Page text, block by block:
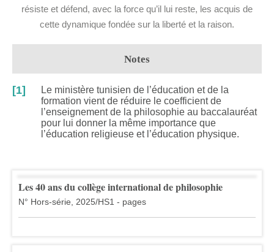
résiste et défend, avec la force qu’il lui reste, les acquis de
cette dynamique fondée sur la liberté et la raison.
Notes
[1]
Le ministère tunisien de l’éducation et de la
formation vient de réduire le coefficient de
l’enseignement de la philosophie au baccalauréat
pour lui donner la même importance que
l’éducation religieuse et l’éducation physique.
Les 40 ans du collège international de philosophie
N° Hors-série, 2025/HS1 - pages